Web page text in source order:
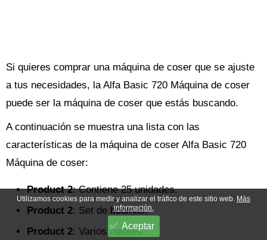
Si quieres comprar una máquina de coser que se ajuste
a tus necesidades, la Alfa Basic 720 Máquina de coser
puede ser la máquina de coser que estás buscando.
A continuación se muestra una lista con las
características de la máquina de coser Alfa Basic 720
Máquina de coser:
Product 2: Contiene 25 unidades.
Product 2: Set de bobinas.
Product 2: Varios colores.
Utilizamos cookies para medir y analizar el tráfico de este sitio web. Más
información.
Aceptar